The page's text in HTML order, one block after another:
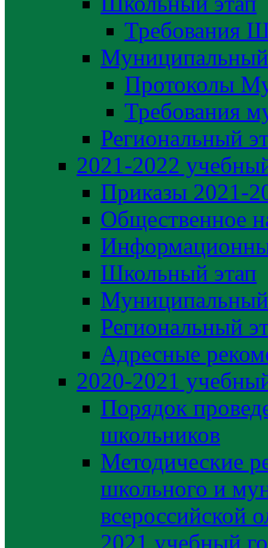
Требования
Муниципальный
Протоколы
Требования
Региональный
2021-2022
Приказы 2021-
Общественное
Школьный этап
Муниципальный
Региональный
Адресные
2020-2021
Порядок
школьников
Методические
школьного и
всероссийской
2021 учебный